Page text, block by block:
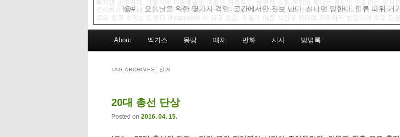
!@#… 오늘날을 위한 몇가지 격언: 곳간에서만 진보 난다. 신나면 망한다. 인류 따위 거
Skip to primary content
Skip to secondary content
About 엑기스 몽땅 매체 만화 시사 방명록
TAG ARCHIVES: 선거
20대 총선 단상
Posted on 2016. 04. 15.